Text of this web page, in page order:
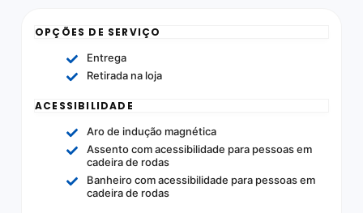
OPÇÕES DE SERVIÇO
Entrega
Retirada na loja
ACESSIBILIDADE
Aro de indução magnética
Assento com acessibilidade para pessoas em
cadeira de rodas
Banheiro com acessibilidade para pessoas em
cadeira de rodas